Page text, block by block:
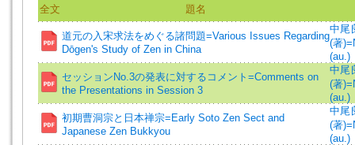
全文 題名
道元の入宋求法をめぐる諸問題=Various Issues Regarding
Dōgen's Study of Zen in China
中尾
(著
(au.)
セッションNo.3の発表に対するコメント=Comments on
the Presentations in Session 3
中尾
(著
(au.)
初期曹洞宗と日本禅宗=Early Soto Zen Sect and
Japanese Zen Bukkyou
中尾
(著
(au.)